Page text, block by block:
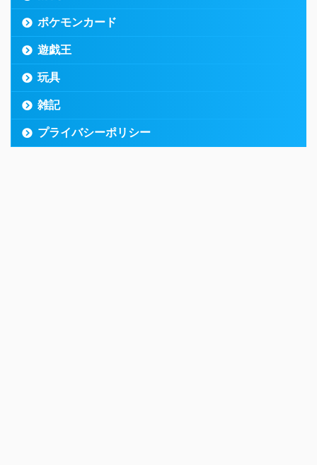
ポケモンカード
遊戯王
玩具
雑記
プライバシーポリシー